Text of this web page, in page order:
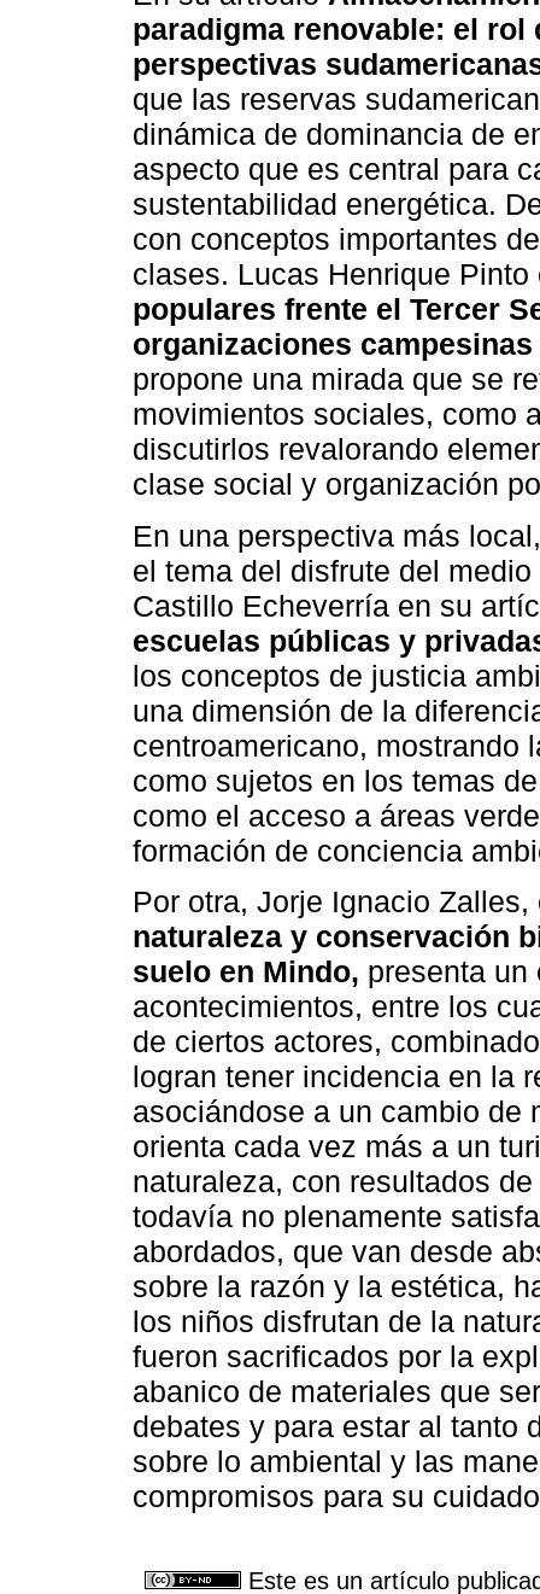
paradigma renovable: el
perspectivas
que las reservas
dinámica de dominancia de
aspecto que es central para
sustentabilidad energética.
con conceptos importantes
clases. Lucas Henrique
populares frente el Tercer
organizaciones
propone una mirada que se
movimientos sociales, como
discutirlos revalorando
clase social y organización
En una perspectiva más
el tema del disfrute del
Castillo Echeverría en su
escuelas públicas y
los conceptos de justicia
una dimensión de la
centroamericano, mostrando
como sujetos en los temas
como el acceso a áreas
formación de conciencia
Por otra, Jorje Ignacio
naturaleza y conservación
suelo en Mindo, presenta un
acontecimientos, entre los
de ciertos actores,
logran tener incidencia en la
asociándose a un cambio de
orienta cada vez más a un
naturaleza, con resultados
todavía no plenamente
abordados, que van desde
sobre la razón y la estética,
los niños disfrutan de la
fueron sacrificados por la
abanico de materiales que
debates y para estar al tanto
sobre lo ambiental y las
compromisos para su
Este es un artículo